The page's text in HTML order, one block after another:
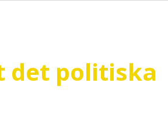
det politiska